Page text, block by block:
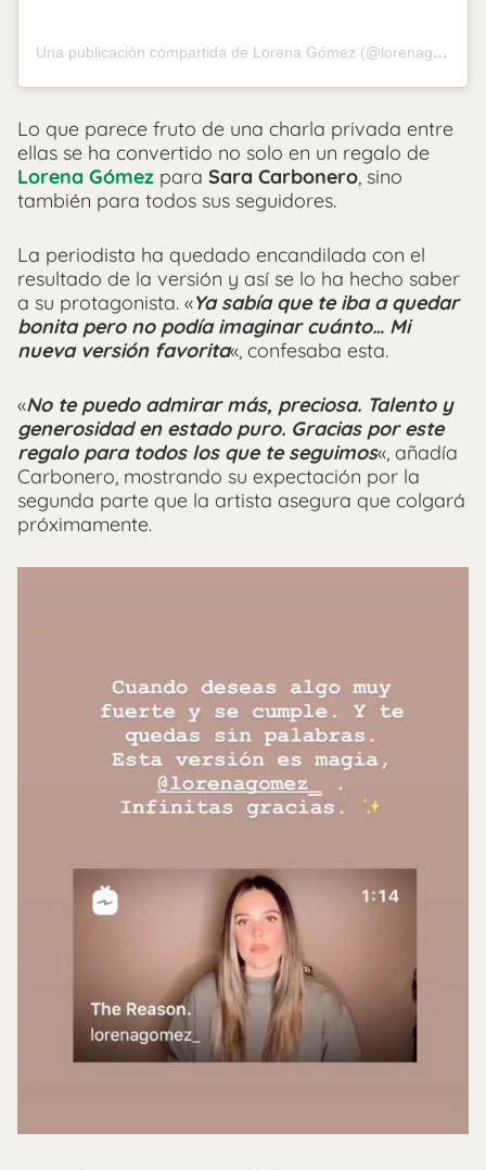
Una publicación compartida de Lorena Gómez (@lorenagomez_)
Lo que parece fruto de una charla privada entre
ellas se ha convertido no solo en un regalo de
Lorena Gómez para Sara Carbonero, sino
también para todos sus seguidores.
La periodista ha quedado encandilada con el
resultado de la versión y así se lo ha hecho saber
a su protagonista. «Ya sabía que te iba a quedar
bonita pero no podía imaginar cuánto… Mi
nueva versión favorita«, confesaba esta.
«No te puedo admirar más, preciosa. Talento y
generosidad en estado puro. Gracias por este
regalo para todos los que te seguimos«, añadía
Carbonero, mostrando su expectación por la
segunda parte que la artista asegura que colgará
próximamente.